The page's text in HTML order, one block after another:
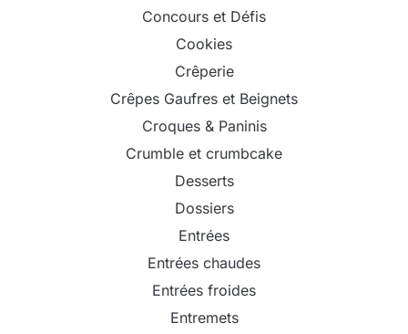
Concours et Défis
Cookies
Crêperie
Crêpes Gaufres et Beignets
Croques & Paninis
Crumble et crumbcake
Desserts
Dossiers
Entrées
Entrées chaudes
Entrées froides
Entremets